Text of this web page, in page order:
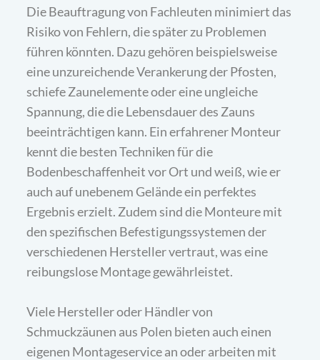
Die Beauftragung von Fachleuten minimiert das
Risiko von Fehlern, die später zu Problemen
führen könnten. Dazu gehören beispielsweise
eine unzureichende Verankerung der Pfosten,
schiefe Zaunelemente oder eine ungleiche
Spannung, die die Lebensdauer des Zauns
beeinträchtigen kann. Ein erfahrener Monteur
kennt die besten Techniken für die
Bodenbeschaffenheit vor Ort und weiß, wie er
auch auf unebenem Gelände ein perfektes
Ergebnis erzielt. Zudem sind die Monteure mit
den spezifischen Befestigungssystemen der
verschiedenen Hersteller vertraut, was eine
reibungslose Montage gewährleistet.
Viele Hersteller oder Händler von
Schmuckzäunen aus Polen bieten auch einen
eigenen Montageservice an oder arbeiten mit